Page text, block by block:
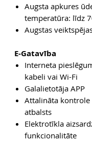
Augsta apkures
temperatūra: līdz
Augstas
E-Gatavība
Interneta
kabeli vai Wi-Fi
Galalietotāja APP
Attalināta kontrole
atbalsts
Elektrotīkla
funkcionalitāte